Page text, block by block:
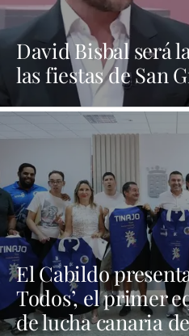
David Bisbal será
las fiestas de San
El Cabildo
Todos’, el primer
de lucha canaria